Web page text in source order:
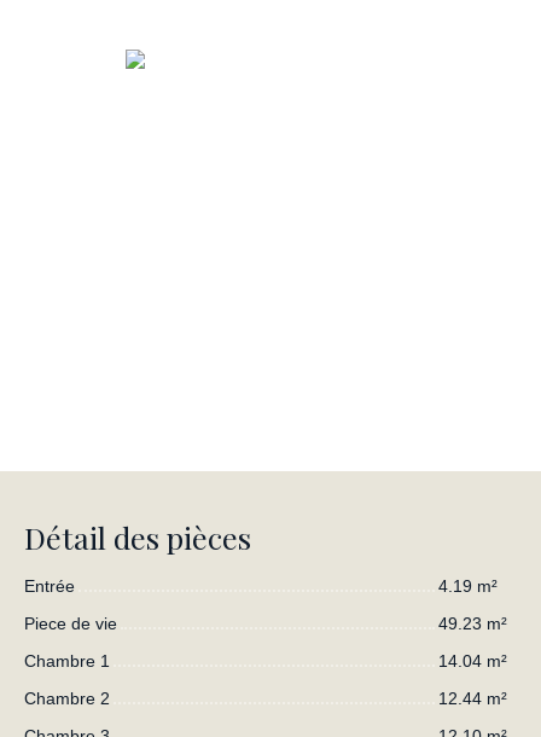
Détail des pièces
Entrée
4.19 m²
Piece de vie
49.23 m²
Chambre 1
14.04 m²
Chambre 2
12.44 m²